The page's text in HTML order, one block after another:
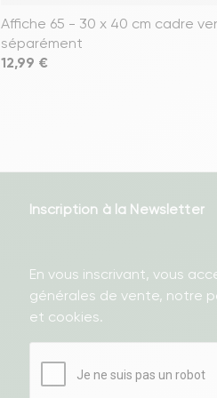
Affiche 65 - 30 x 40 cm cadre
séparément
Prix
12,99 €
Inscription à la Newsletter
En vous inscrivant, vous
générales de vente, notre
et cookies.